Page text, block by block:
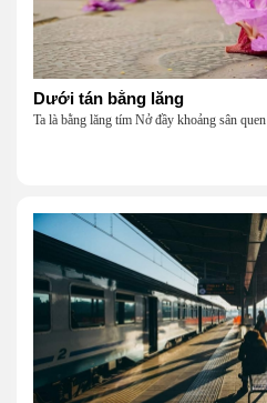
Dưới tán bằng lăng
Ta là bằng lăng tím Nở đầy khoảng sân quen